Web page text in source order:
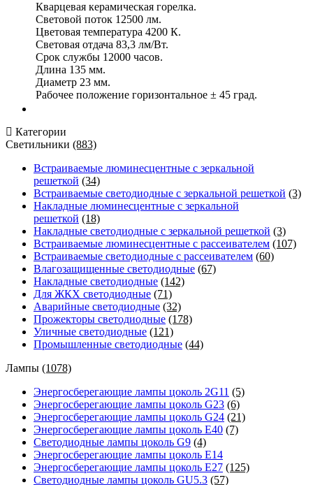
Кварцевая керамическая горелка.
Световой поток 12500 лм.
Цветовая температура 4200 К.
Световая отдача 83,3 лм/Вт.
Срок службы 12000 часов.
Длина 135 мм.
Диаметр 23 мм.
Рабочее положение горизонтальное ± 45 град.
Категории
Светильники (883)
Встраиваемые люминесцентные с зеркальной
решеткой (34)
Встраиваемые светодиодные с зеркальной решеткой (3)
Накладные люминесцентные с зеркальной
решеткой (18)
Накладные светодиодные с зеркальной решеткой (3)
Встраиваемые люминесцентные с рассеивателем (107)
Встраиваемые светодиодные с рассеивателем (60)
Влагозащищенные светодиодные (67)
Накладные светодиодные (142)
Для ЖКХ светодиодные (71)
Аварийные светодиодные (32)
Прожекторы светодиодные (178)
Уличные светодиодные (121)
Промышленные светодиодные (44)
Лампы (1078)
Энергосберегающие лампы цоколь 2G11 (5)
Энергосберегающие лампы цоколь G23 (6)
Энергосберегающие лампы цоколь G24 (21)
Энергосберегающие лампы цоколь Е40 (7)
Светодиодные лампы цоколь G9 (4)
Энергосберегающие лампы цоколь Е14
Энергосберегающие лампы цоколь Е27 (125)
Светодиодные лампы цоколь GU5.3 (57)